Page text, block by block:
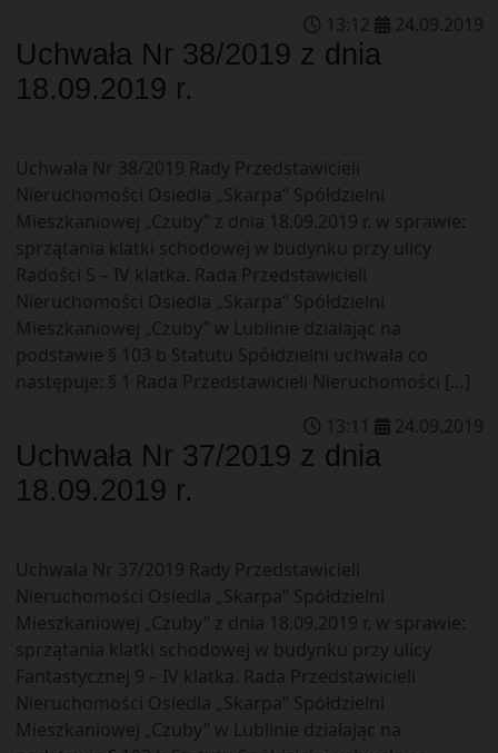
13:12 24.09.2019
Uchwała Nr 38/2019 z dnia
18.09.2019 r.
Uchwała Nr 38/2019 Rady Przedstawicieli
Nieruchomości Osiedla „Skarpa” Spółdzielni
Mieszkaniowej „Czuby” z dnia 18.09.2019 r. w sprawie:
sprzątania klatki schodowej w budynku przy ulicy
Radości 5 – IV klatka. Rada Przedstawicieli
Nieruchomości Osiedla „Skarpa” Spółdzielni
Mieszkaniowej „Czuby” w Lublinie działając na
podstawie § 103 b Statutu Spółdzielni uchwala co
następuje: § 1 Rada Przedstawicieli Nieruchomości […]
13:11 24.09.2019
Uchwała Nr 37/2019 z dnia
18.09.2019 r.
Uchwała Nr 37/2019 Rady Przedstawicieli
Nieruchomości Osiedla „Skarpa” Spółdzielni
Mieszkaniowej „Czuby” z dnia 18.09.2019 r. w sprawie:
sprzątania klatki schodowej w budynku przy ulicy
Fantastycznej 9 – IV klatka. Rada Przedstawicieli
Nieruchomości Osiedla „Skarpa” Spółdzielni
Mieszkaniowej „Czuby” w Lublinie działając na